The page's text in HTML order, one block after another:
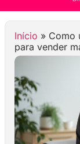
Início » Como
para vender